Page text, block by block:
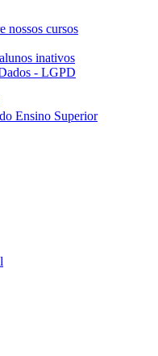
nossos cursos
inativos
- LGPD
Ensino Superior